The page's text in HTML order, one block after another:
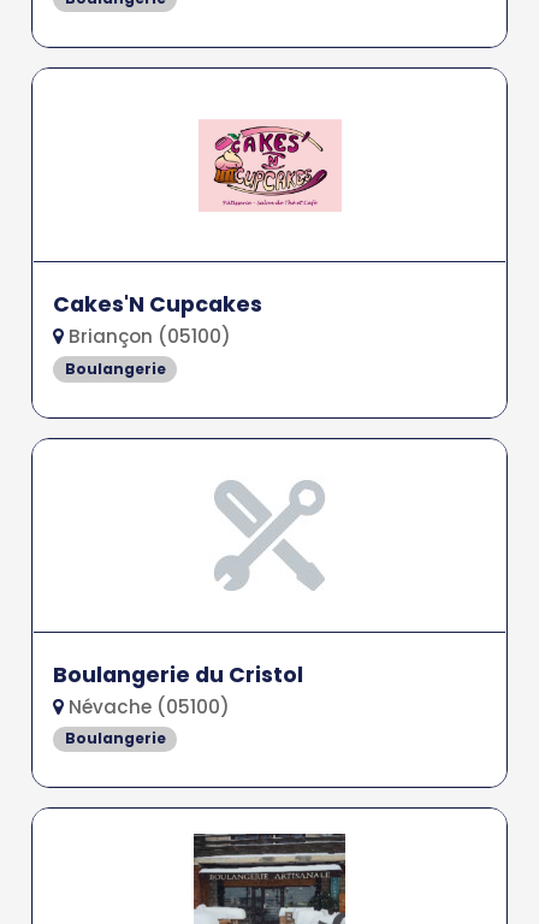
Cakes'N Cupcakes
Briançon (05100)
Boulangerie
Boulangerie du Cristol
Névache (05100)
Boulangerie